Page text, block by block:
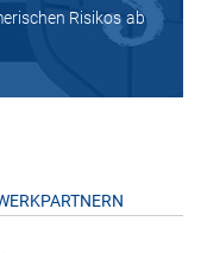
Risikos ab